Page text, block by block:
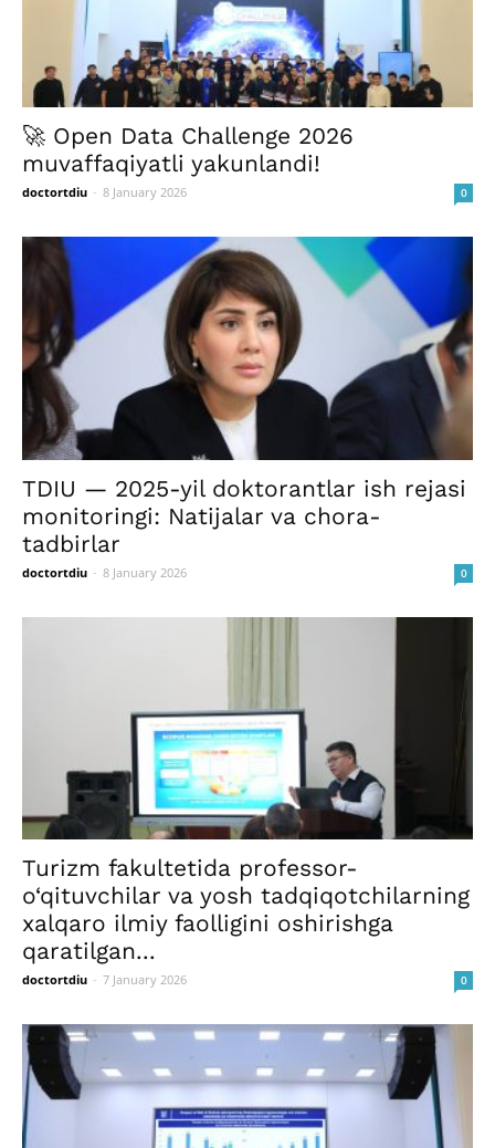
🚀 Open Data Challenge 2026
muvaffaqiyatli yakunlandi!
doctortdiu - 8 January 2026 0
TDIU — 2025-yil doktorantlar ish rejasi
monitoringi: Natijalar va chora-
tadbirlar
doctortdiu - 8 January 2026 0
Turizm fakultetida professor-
o‘qituvchilar va yosh tadqiqotchilarning
xalqaro ilmiy faolligini oshirishga
qaratilgan...
doctortdiu - 7 January 2026 0